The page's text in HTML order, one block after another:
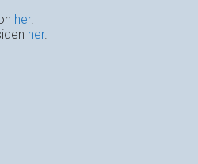
her.
her.